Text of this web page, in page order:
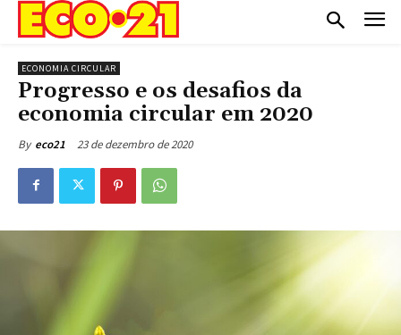
ECONOMIA CIRCULAR
Progresso e os desafios da
economia circular em 2020
By eco21 23 de dezembro de 2020